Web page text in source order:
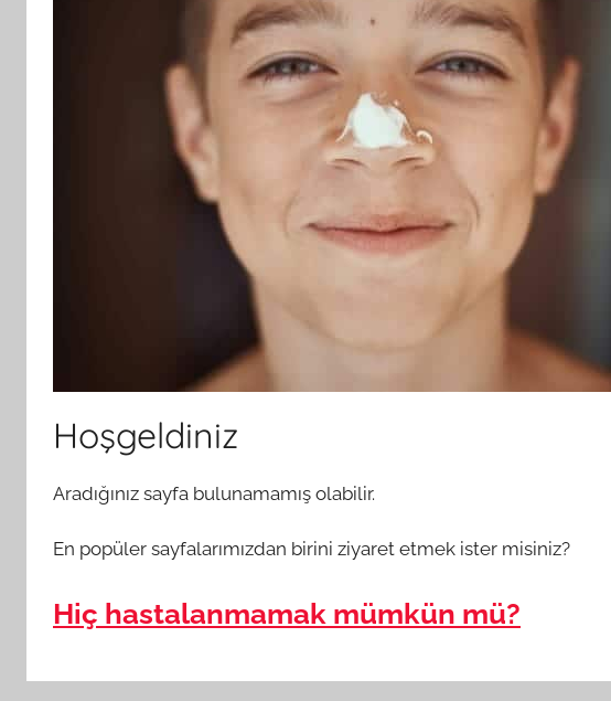
Hoşgeldiniz
Aradığınız sayfa bulunamamış olabilir.
En popüler sayfalarımızdan birini ziyaret etmek ister misiniz?
Hiç hastalanmamak mümkün mü?